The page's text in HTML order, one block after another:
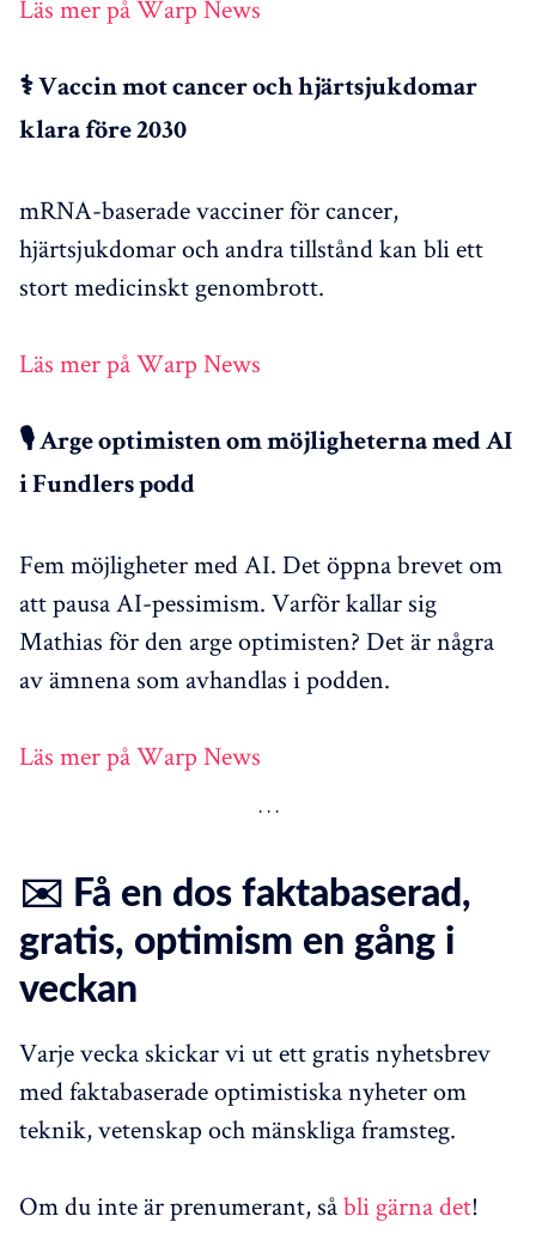
Läs mer på Warp News
⚕️ Vaccin mot cancer och hjärtsjukdomar
klara före 2030
mRNA-baserade vacciner för cancer,
hjärtsjukdomar och andra tillstånd kan bli ett
stort medicinskt genombrott.
Läs mer på Warp News
🎙️ Arge optimisten om möjligheterna med AI
i Fundlers podd
Fem möjligheter med AI. Det öppna brevet om
att pausa AI-pessimism. Varför kallar sig
Mathias för den arge optimisten? Det är några
av ämnena som avhandlas i podden.
Läs mer på Warp News
✉️ Få en dos faktabaserad,
gratis, optimism en gång i
veckan
Varje vecka skickar vi ut ett gratis nyhetsbrev
med faktabaserade optimistiska nyheter om
teknik, vetenskap och mänskliga framsteg.
Om du inte är prenumerant, såbli gärna det!